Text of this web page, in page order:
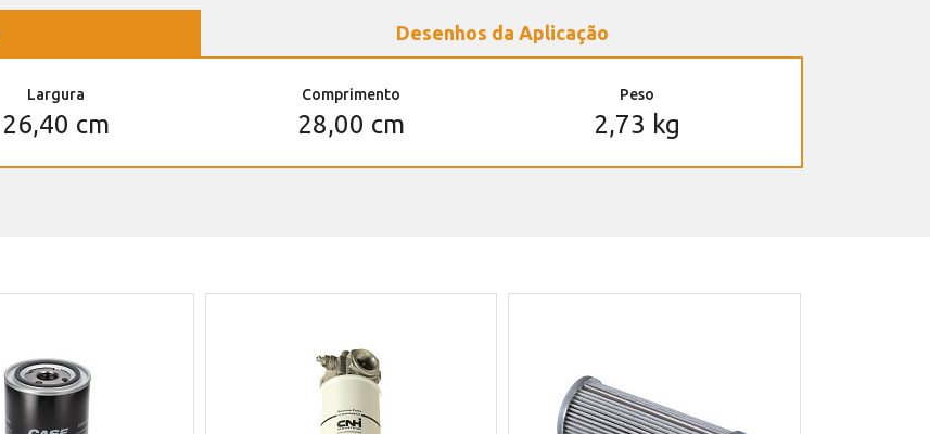
Desenhos da Aplicação
Largura
26,40 cm
Comprimento
28,00 cm
Peso
2,73 kg